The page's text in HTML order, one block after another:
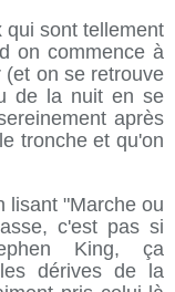
qui sont tellement
on commence à
(et on se retrouve
de la nuit en se
après
tronche et qu'on
lisant "Marche ou
c'est pas si
King, ça
dérives de la